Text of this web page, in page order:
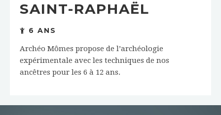
SAINT-RAPHAËL
6 ANS
Archéo Mômes propose de l’archéologie
expérimentale avec les techniques de nos
ancêtres pour les 6 à 12 ans.